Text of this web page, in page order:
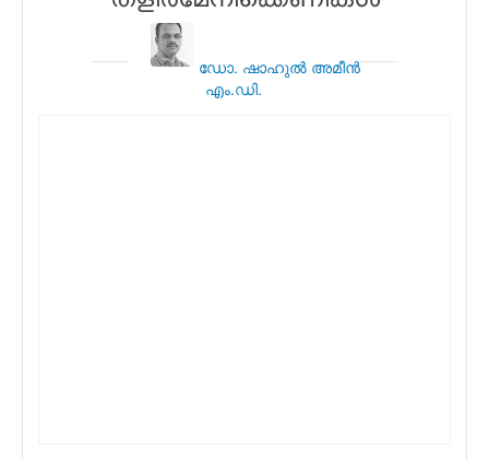
ഡോ. ഷാഹുല്‍ അമീന്‍
എം.ഡി.